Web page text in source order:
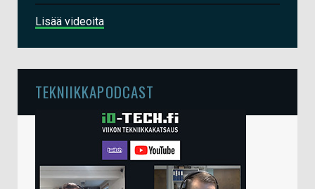
Lisää videoita
TEKNIIKKAPODCAST